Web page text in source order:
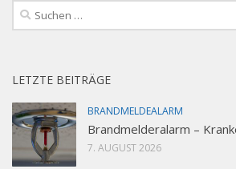
Suchen
nach:
LETZTE BEITRÄGE
BRANDMELDEALARM
Brandmelderalarm –
7. AUGUST 2026